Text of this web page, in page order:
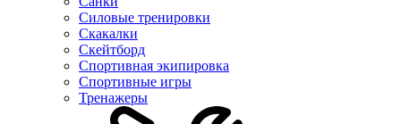
Силовые тренировки
Скакалки
Скейтборд
Спортивная экипировка
Спортивные игры
Тренажеры